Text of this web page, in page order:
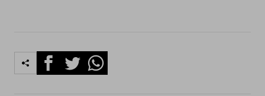
FacebookTwitterWhatsapp